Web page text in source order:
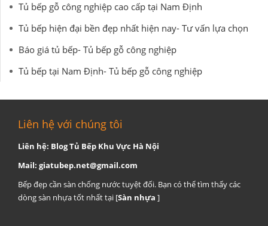
Tủ bếp gỗ công nghiệp cao cấp tại Nam Định
Tủ bếp hiện đại bền đẹp nhất hiện nay- Tư vấn lựa chọn
Báo giá tủ bếp- Tủ bếp gỗ công nghiệp
Tủ bếp tại Nam Định- Tủ bếp gỗ công nghiệp
Liên hệ với chúng tôi
Liên hệ: Blog Tủ Bếp Khu Vực Hà Nội
Mail: giatubep.net@gmail.com
Bếp đẹp cần sàn chống nước tuyệt đối. Bạn có thể tìm thấy các
dòng sàn nhựa tốt nhất tại [Sàn nhựa ]